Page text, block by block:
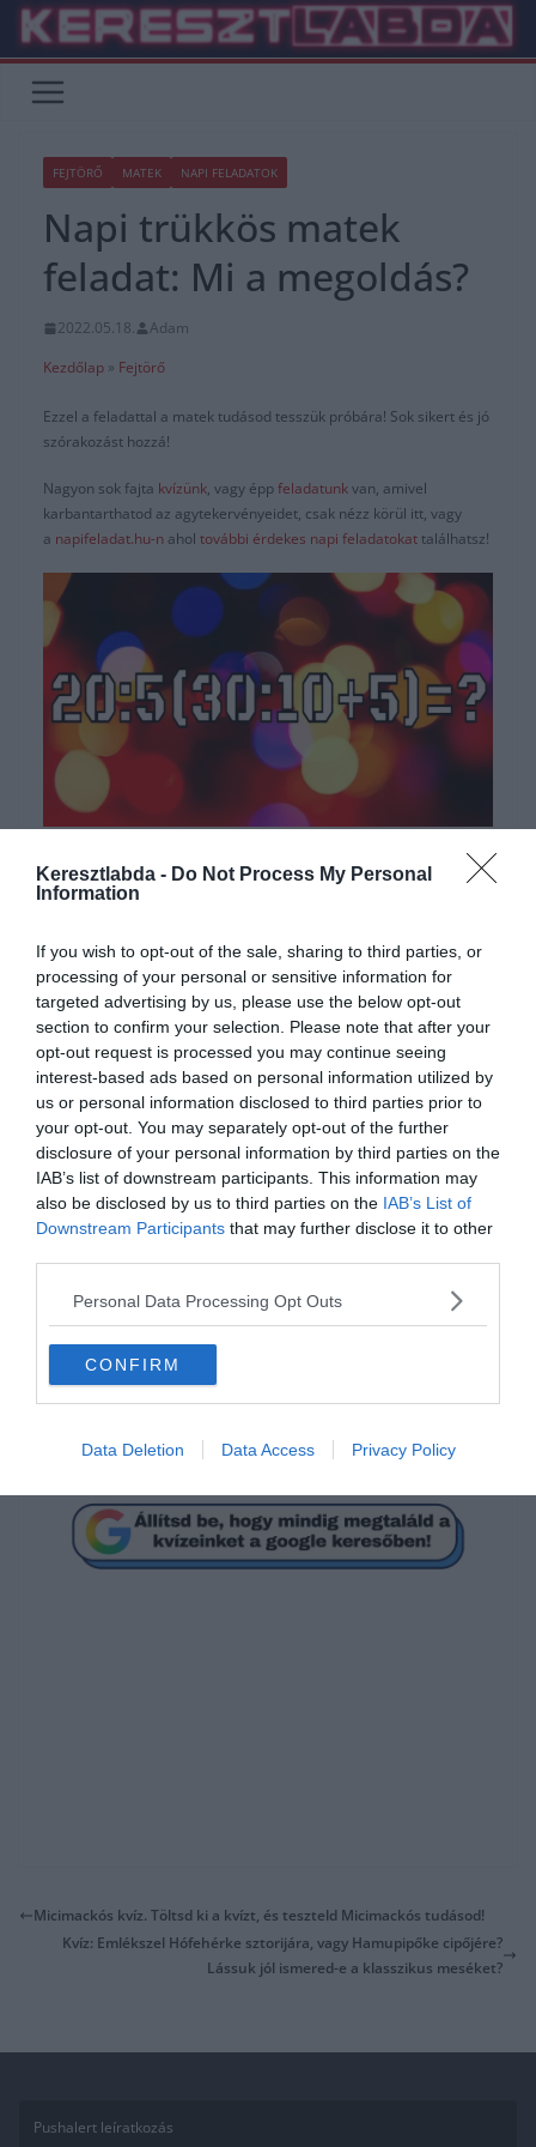
Keresztlabda - Do Not Process My Personal
Information
If you wish to opt-out of the sale, sharing to third parties, or
processing of your personal or sensitive information for
targeted advertising by us, please use the below opt-out
section to confirm your selection. Please note that after your
opt-out request is processed you may continue seeing
interest-based ads based on personal information utilized by
us or personal information disclosed to third parties prior to
your opt-out. You may separately opt-out of the further
disclosure of your personal information by third parties on the
IAB’s list of downstream participants. This information may
also be disclosed by us to third parties on the IAB’s List of
Downstream Participants that may further disclose it to other
Personal Data Processing Opt Outs
CONFIRM
Data Deletion Data Access Privacy Policy
Skip
content
FEJTÖRŐ MATEK NAPI FELADATOK
Napi trükkös matek
feladat: Mi a megoldás?
2022.05.18.
Adam
Kezdőlap » Fejtörő
Ezzel a feladattal a matek tudásod tesszük próbára! Sok sikert és jó
szórakozást hozzá!
Nagyon sok fajta kvízünk, vagy éppfeladatunkvan, amivel
karbantarthatod az agytekervényeidet, csak nézz körül itt, vagy
a napifeladat.hu-n ahol további érdekes napi feladatokattalálhatsz!
Mi a megoldás?
24
8
32
Micimackós kvíz. Töltsd ki a kvízt, és teszteld Micimackós tudásod!
Kvíz: Emlékszel Hófehérke sztorijára, vagy Hamupipőke cipőjére?
Lássuk jól ismered-e a klasszikus meséket?
Pushalert leíratkozás